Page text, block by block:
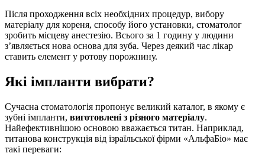
Після проходження всіх необхідних процедур, вибору
матеріалу для кореня, способу його установки, стоматолог
зробить місцеву анестезію. Всього за 1 годину у людини
з’являється нова основа для зуба. Через деякий час лікар
ставить елемент у ротову порожнину.
Які імпланти вибрати?
Сучасна стоматологія пропонує великий каталог, в якому є
зубні імпланти, виготовлені з різного матеріалу.
Найефективнішою основою вважається титан. Наприклад,
титанова конструкція від ізраїльської фірми «АльфаБіо» має
такі переваги: